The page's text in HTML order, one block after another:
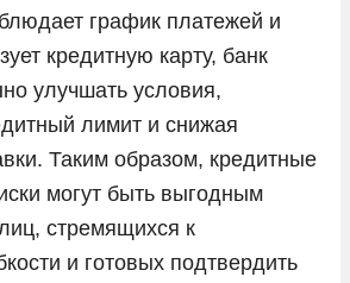
график платежей и
кредитную карту, банк
улучшать условия,
лимит и снижая
Таким образом, кредитные
могут быть выгодным
стремящихся к
и готовых подтвердить